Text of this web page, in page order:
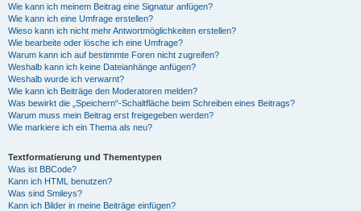
Wie kann ich meinem Beitrag eine Signatur anfügen?
Wie kann ich eine Umfrage erstellen?
Wieso kann ich nicht mehr Antwortmöglichkeiten erstellen?
Wie bearbeite oder lösche ich eine Umfrage?
Warum kann ich auf bestimmte Foren nicht zugreifen?
Weshalb kann ich keine Dateianhänge anfügen?
Weshalb wurde ich verwarnt?
Wie kann ich Beiträge den Moderatoren melden?
Was bewirkt die „Speichern“-Schaltfläche beim Schreiben eines Beitrags?
Warum muss mein Beitrag erst freigegeben werden?
Wie markiere ich ein Thema als neu?
Textformatierung und Thementypen
Was ist BBCode?
Kann ich HTML benutzen?
Was sind Smileys?
Kann ich Bilder in meine Beiträge einfügen?